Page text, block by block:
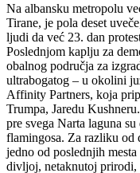
Na albansku metropolu
Tirane, je pola deset
ljudi da već 23. dan
Poslednjom kaplju za
obalnog područja za
ultrabogatog – u okolini
Affinity Partners, koja
Trumpa, Jaredu
pre svega Narta laguna
flamingosa. Za razliku od
jedno od poslednjih
divljoj, netaknutoj prirodi,